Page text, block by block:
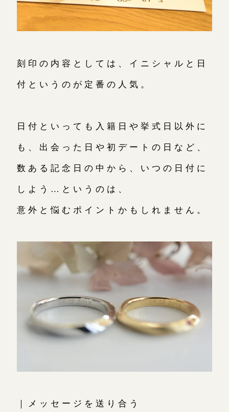
刻印の内容としては、イニシャルと日
付というのが定番の人気。
日付といっても入籍日や挙式日以外に
も、出会った日や初デートの日など、
数ある記念日の中から、いつの日付に
しよう…というのは、
意外と悩むポイントかもしれません。
｜メッセージを送り合う